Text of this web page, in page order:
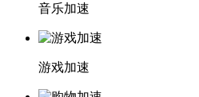
音乐加速
游戏加速